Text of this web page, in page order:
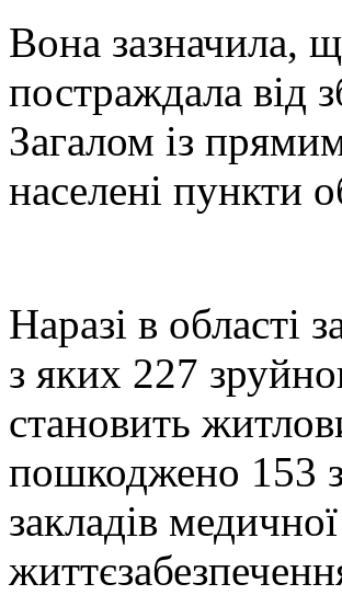
Вона зазначила,
постраждала від
Загалом із
населені пункти
Наразі в області
з яких 227
становить
пошкоджено 153
закладів